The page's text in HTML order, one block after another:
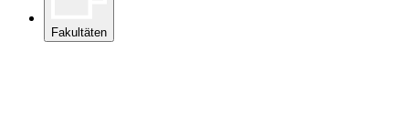
Fakultäten